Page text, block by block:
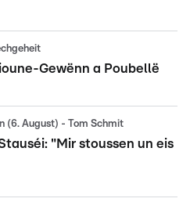
Gewënn a Poubellë
(6. August) - Tom Schmit
"Mir stoussen un eis